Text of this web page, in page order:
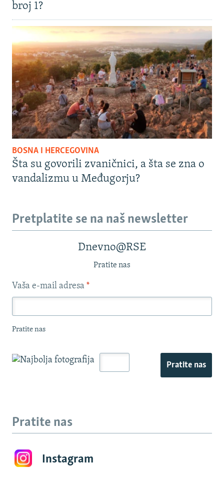
broj 1?
BOSNA I HERCEGOVINA
Šta su govorili zvaničnici, a šta se zna o
vandalizmu u Međugorju?
Pretplatite se na naš newsletter
Dnevno@RSE
Pratite nas
Vaša e-mail adresa *
Pratite nas
Pratite nas
Pratite nas
Instagram